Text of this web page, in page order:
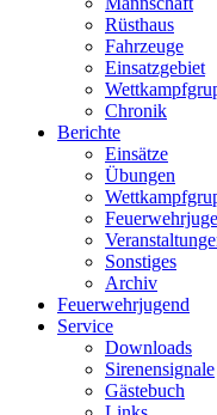
Rüsthaus
Fahrzeuge
Einsatzgebiet
Chronik
Berichte
Einsätze
Übungen
Sonstiges
Archiv
Feuerwehrjugend
Service
Downloads
Sirenensignale
Gästebuch